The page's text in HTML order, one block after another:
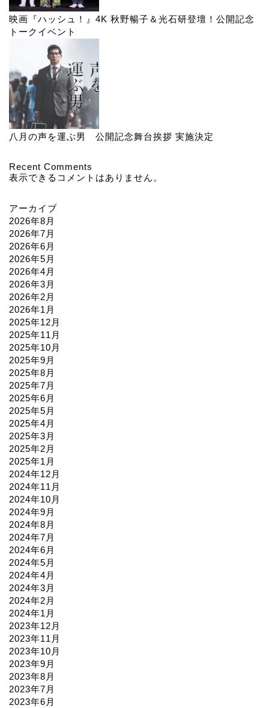
映画『ハッシュ！』4K 秋野暢子＆光石研登壇！公開記念
トークイベント
八月の声を運ぶ男 公開記念舞台挨拶 実施決定
Recent Comments
表示できるコメントはありません。
アーカイブ
2026年8月
2026年7月
2026年6月
2026年5月
2026年4月
2026年3月
2026年2月
2026年1月
2025年12月
2025年11月
2025年10月
2025年9月
2025年8月
2025年7月
2025年6月
2025年5月
2025年4月
2025年3月
2025年2月
2025年1月
2024年12月
2024年11月
2024年10月
2024年9月
2024年8月
2024年7月
2024年6月
2024年5月
2024年4月
2024年3月
2024年2月
2024年1月
2023年12月
2023年11月
2023年10月
2023年9月
2023年8月
2023年7月
2023年6月